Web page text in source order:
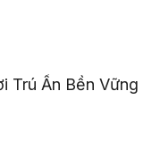
Trú Ẩn Bền Vững